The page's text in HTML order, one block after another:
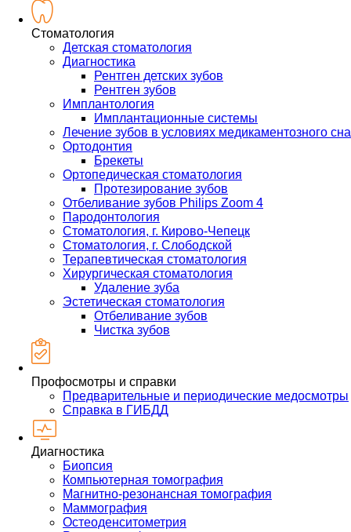
Стоматология
Детская стоматология
Диагностика
Рентген детских зубов
Рентген зубов
Имплантология
Имплантационные системы
Лечение зубов в условиях медикаментозного сна
Ортодонтия
Брекеты
Ортопедическая стоматология
Протезирование зубов
Отбеливание зубов Philips Zoom 4
Пародонтология
Стоматология, г. Кирово-Чепецк
Стоматология, г. Слободской
Терапевтическая стоматология
Хирургическая стоматология
Удаление зуба
Эстетическая стоматология
Отбеливание зубов
Чистка зубов
Профосмотры и справки
Предварительные и периодические медосмотры
Справка в ГИБДД
Диагностика
Биопсия
Компьютерная томография
Магнитно-резонансная томография
Маммография
Остеоденситометрия